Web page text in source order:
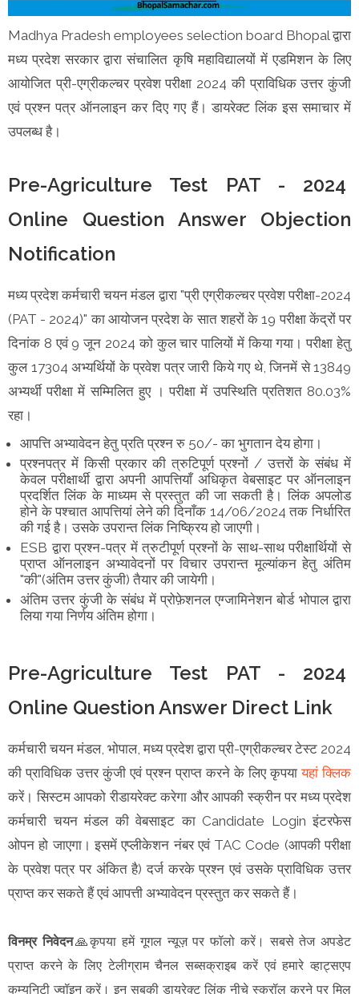
Madhya Pradesh employees selection board Bhopal द्वारा
मध्य प्रदेश सरकार द्वारा संचालित कृषि महाविद्यालयों में एडमिशन के लिए
आयोजित प्री-एग्रीकल्चर प्रवेश परीक्षा 2024 की प्राविधिक उत्तर कुंजी
एवं प्रश्न पत्र ऑनलाइन कर दिए गए हैं। डायरेक्ट लिंक इस समाचार में
उपलब्ध है।
Pre-Agriculture Test PAT - 2024
Online Question Answer Objection
Notification
मध्य प्रदेश कर्मचारी चयन मंडल द्वारा "प्री एग्रीकल्चर प्रवेश परीक्षा-2024
(PAT - 2024)" का आयोजन प्रदेश के सात शहरों के 19 परीक्षा केंद्रों पर
दिनांक 8 एवं 9 जून 2024 को कुल चार पालियों में किया गया। परीक्षा हेतु
कुल 17304 अभ्यर्थियों के प्रवेश पत्र जारी किये गए थे, जिनमें से 13849
अभ्यर्थी परीक्षा में सम्मिलित हुए । परीक्षा में उपस्थिति प्रतिशत 80.03%
रहा।
आपत्ति अभ्यावेदन हेतु प्रति प्रश्न रु 50/- का भुगतान देय होगा।
प्रश्‍नपत्र में किसी प्रकार की त्रुटिपूर्ण प्रश्नों / उत्तरों के संबंध में
केवल परीक्षार्थी द्वारा अपनी आपत्तियाँ अधिकृत वेबसाइट पर ऑनलाइन
प्रदर्शित लिंक के माध्यम से प्रस्तुत की जा सकती है। लिंक अपलोड
होने के पश्‍चात आपत्तियां लेने की दिनाँक 14/06/2024 तक निर्धारित
की गई है। उसके उपरान्त लिंक निष्क्रिय हो जाएगी।
ESB द्वारा प्रश्‍न-पत्र में त्रुटीपूर्ण प्रश्नों के साथ-साथ परीक्षार्थियों से
प्राप्त ऑनलाइन अभ्यावेदनों पर विचार उपरान्त मूल्यांकन हेतु अंतिम
"की"(अंतिम उत्तर कुंजी) तैयार की जायेगी।
अंतिम उत्तर कुंजी के संबंध में प्रोफ़ेशनल एग्जामिनेशन बोर्ड भोपाल द्वारा
लिया गया निर्णय अंतिम होगा।
Pre-Agriculture Test PAT - 2024
Online Question Answer Direct Link
कर्मचारी चयन मंडल, भोपाल, मध्य प्रदेश द्वारा प्री-एग्रीकल्चर टेस्ट 2024
की प्राविधिक उत्तर कुंजी एवं प्रश्न प्राप्त करने के लिए कृपयायहां क्लिक
करें। सिस्टम आपको रीडायरेक्ट करेगा और आपकी स्क्रीन पर मध्य प्रदेश
कर्मचारी चयन मंडल की वेबसाइट का Candidate Login इंटरफेस
ओपन हो जाएगा। इसमें एप्लीकेशन नंबर एवं TAC Code (आपकी परीक्षा
के प्रवेश पत्र पर अंकित है) दर्ज करके प्रश्न एवं उसके प्राविधिक उत्तर
प्राप्त कर सकते हैं एवं आपत्ती अभ्यावेदन प्रस्तुत कर सकते हैं।
विनम्र निवेदन🙏कृपया हमें गूगल न्यूज़ पर फॉलो करें। सबसे तेज अपडेट
प्राप्त करने के लिए टेलीग्राम चैनल सब्सक्राइब करें एवं हमारे व्हाट्सएप
कम्युनिटी ज्वॉइन करें। इन सबकी डायरेक्ट लिंक नीचे स्क्रॉल करने पर मिल